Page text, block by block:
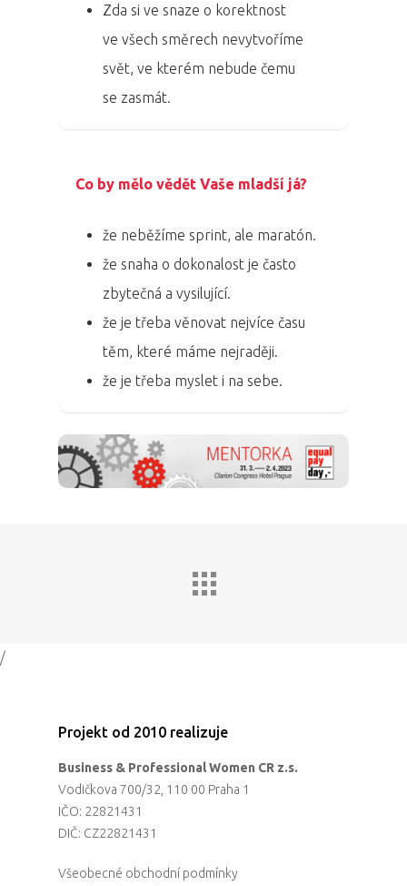
Zda si ve snaze o korektnost
ve všech směrech nevytvoříme
svět, ve kterém nebude čemu
se zasmát.
Co by mělo vědět Vaše mladší já?
že neběžíme sprint, ale maratón.
že snaha o dokonalost je často
zbytečná a vysilující.
že je třeba věnovat nejvíce času
těm, které máme nejraději.
že je třeba myslet i na sebe.
/
Projekt od 2010 realizuje
Business & Professional Women CR z.s.
Vodičkova 700/32, 110 00 Praha 1
IČO: 22821431
DIČ: CZ22821431
Všeobecné obchodní podmínky